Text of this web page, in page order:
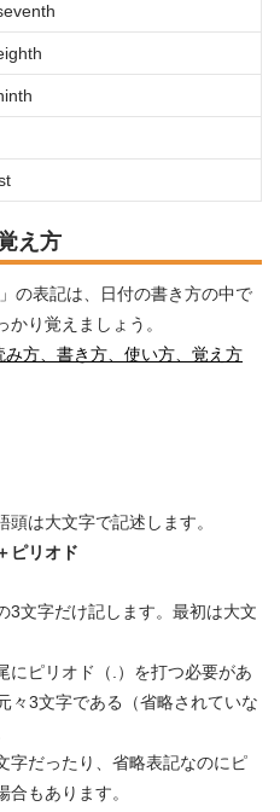
え方
の表記は、日付の書き方の中で
り覚えましょう。
方、書き方、使い方、覚え方
は大文字で記述します。
ピリオド
3文字だけ記します。最初は大文
にピリオド（.）を打つ必要があ
々3文字である（省略されていな
字だったり、省略表記なのにピ
もあります。